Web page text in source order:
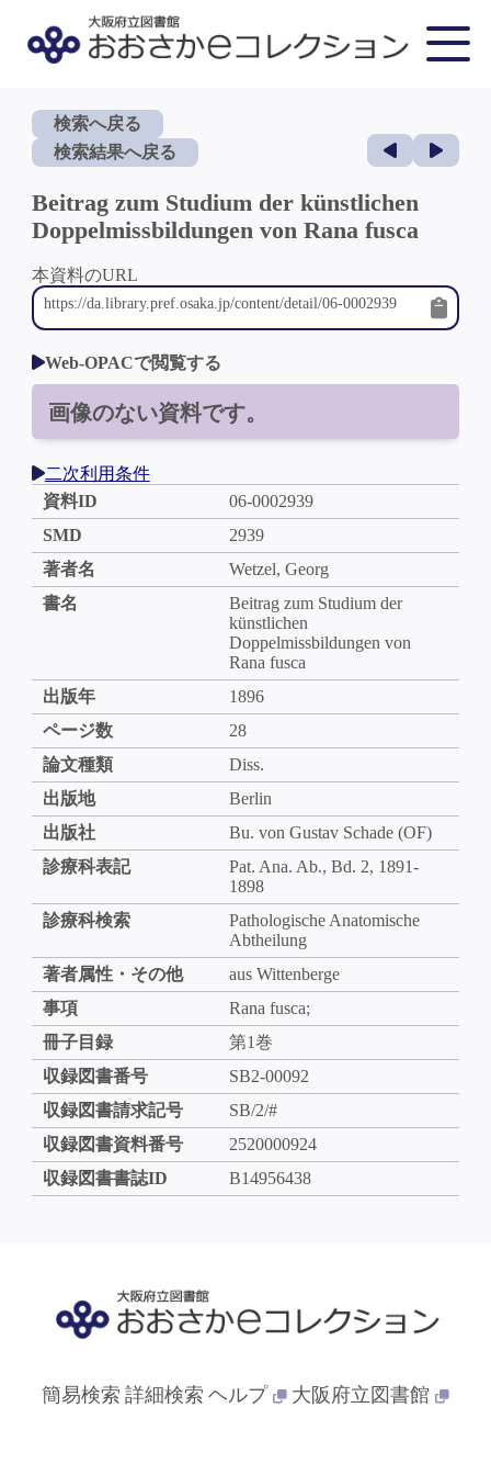
検索へ戻る
検索結果へ戻る
Beitrag zum Studium der künstlichen
Doppelmissbildungen von Rana fusca
本資料のURL
Web-OPACで閲覧する
画像のない資料です。
二次利用条件
資料ID
06-0002939
SMD
2939
著者名
Wetzel, Georg
書名
Beitrag zum Studium der
künstlichen
Doppelmissbildungen von
Rana fusca
出版年
1896
ページ数
28
論文種類
Diss.
出版地
Berlin
出版社
Bu. von Gustav Schade (OF)
診療科表記
Pat. Ana. Ab., Bd. 2, 1891-
1898
診療科検索
Pathologische Anatomische
Abtheilung
著者属性・その他
aus Wittenberge
事項
Rana fusca;
冊子目録
第1巻
収録図書番号
SB2-00092
収録図書請求記号
SB/2/#
収録図書資料番号
2520000924
収録図書書誌ID
B14956438
簡易検索 詳細検索 ヘルプ 大阪府立図書館